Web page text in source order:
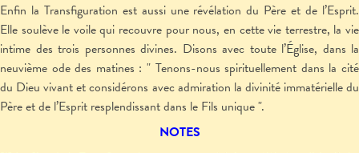
Enfin la Transfiguration est aussi une révélation du Père et de l’Esprit.
Elle soulève le voile qui recouvre pour nous, en cette vie terrestre, la vie
intime des trois personnes divines. Disons avec toute l’Église, dans la
neuvième ode des matines : " Tenons-nous spirituellement dans la cité
du Dieu vivant et considérons avec admiration la divinité immatérielle du
Père et de l’Esprit resplendissant dans le Fils unique ".
NOTES